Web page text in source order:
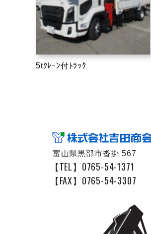
5tｸﾚｰﾝ付ﾄﾗｯｸ
富山県黒部市沓掛 567
【TEL】0765-54-1371
【FAX】0765-54-3307